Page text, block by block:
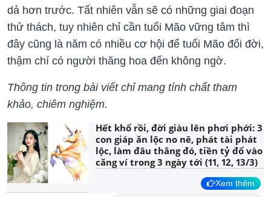
dả hơn trước. Tất nhiên vẫn sẽ có những giai đoạn
thử thách, tuy nhiên chỉ cần tuổi Mão vững tâm thì
đây cũng là năm có nhiều cơ hội để tuổi Mão đổi đời,
thậm chí có người thăng hoa đến không ngờ.
Thông tin trong bài viết chỉ mang tính chất tham
khảo, chiêm nghiệm.
Hết khổ rồi, đời giàu lên phơi phới: 3
con giáp ăn lộc no nê, phát tài phát
lộc, làm đâu thắng đó, tiền tỷ đổ vào
căng ví trong 3 ngày tới (11, 12, 13/3)
Xem thêm